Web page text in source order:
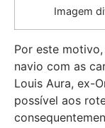
Imagem
Por este
navio com as
Louis Aura, ex-
possível aos